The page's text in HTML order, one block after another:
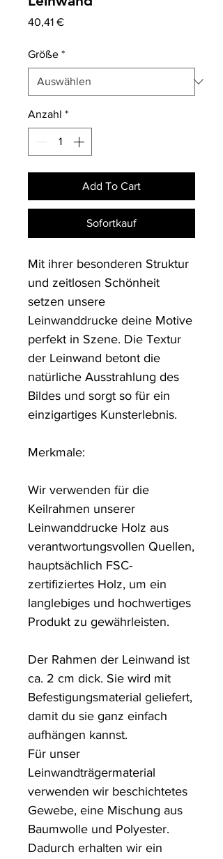
40,41 €Preis
Größe *
Anzahl *
Add To Cart
Sofortkauf
Mit ihrer besonderen Struktur
und zeitlosen Schönheit
setzen unsere
Leinwanddrucke deine Motive
perfekt in Szene. Die Textur
der Leinwand betont die
natürliche Ausstrahlung des
Bildes und sorgt so für ein
einzigartiges Kunsterlebnis.
Merkmale:
Wir verwenden für die
Keilrahmen unserer
Leinwanddrucke Holz aus
verantwortungsvollen Quellen,
hauptsächlich FSC-
zertifiziertes Holz, um ein
langlebiges und hochwertiges
Produkt zu gewährleisten.
Der Rahmen der Leinwand ist
ca. 2 cm dick. Sie wird mit
Befestigungsmaterial geliefert,
damit du sie ganz einfach
aufhängen kannst.
Für unser
Leinwandträgermaterial
verwenden wir beschichtetes
Gewebe, eine Mischung aus
Baumwolle und Polyester.
Dadurch erhalten wir ein